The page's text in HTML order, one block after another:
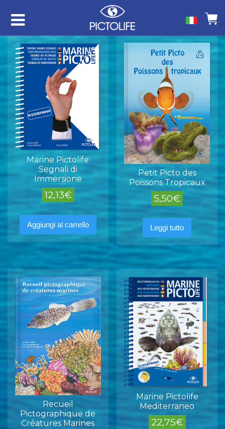
Marine Pictolife
Segnali di
Immersione
12,13€
Aggiungi al carrello
Petit Picto des
Poissons Tropicaux
5,50€
Leggi tutto
Recueil
Pictographique de
Créatures Marines
Marine Pictolife
Mediterraneo
22,75€